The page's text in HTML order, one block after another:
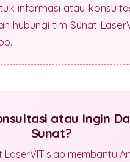
informasi atau
hubungi tim Sunat
atau Ingin
Sunat?
LaserVIT siap membantu